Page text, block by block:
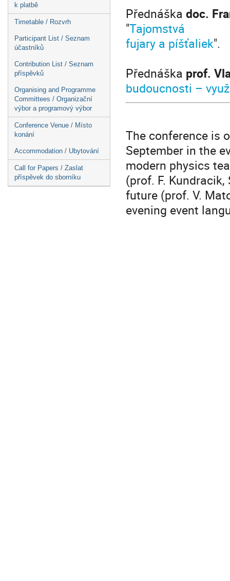
k platbě
Timetable / Rozvrh
Participant List / Seznam
účastníků
Contribution List / Seznam
příspěvků
Organising and Programme
Committees / Organizační
výbor a programový výbor
Conference Venue / Místo
konání
Accommodation / Ubytování
Call for Papers / Zaslat
příspěvek do sborníku
Přednáška doc.
"Tajomstvá
fujary a píšťaliek".
Přednáška prof.
budoucnosti –
The conference is
September in the
modern physics
(prof. F.
future (prof. V.
evening event